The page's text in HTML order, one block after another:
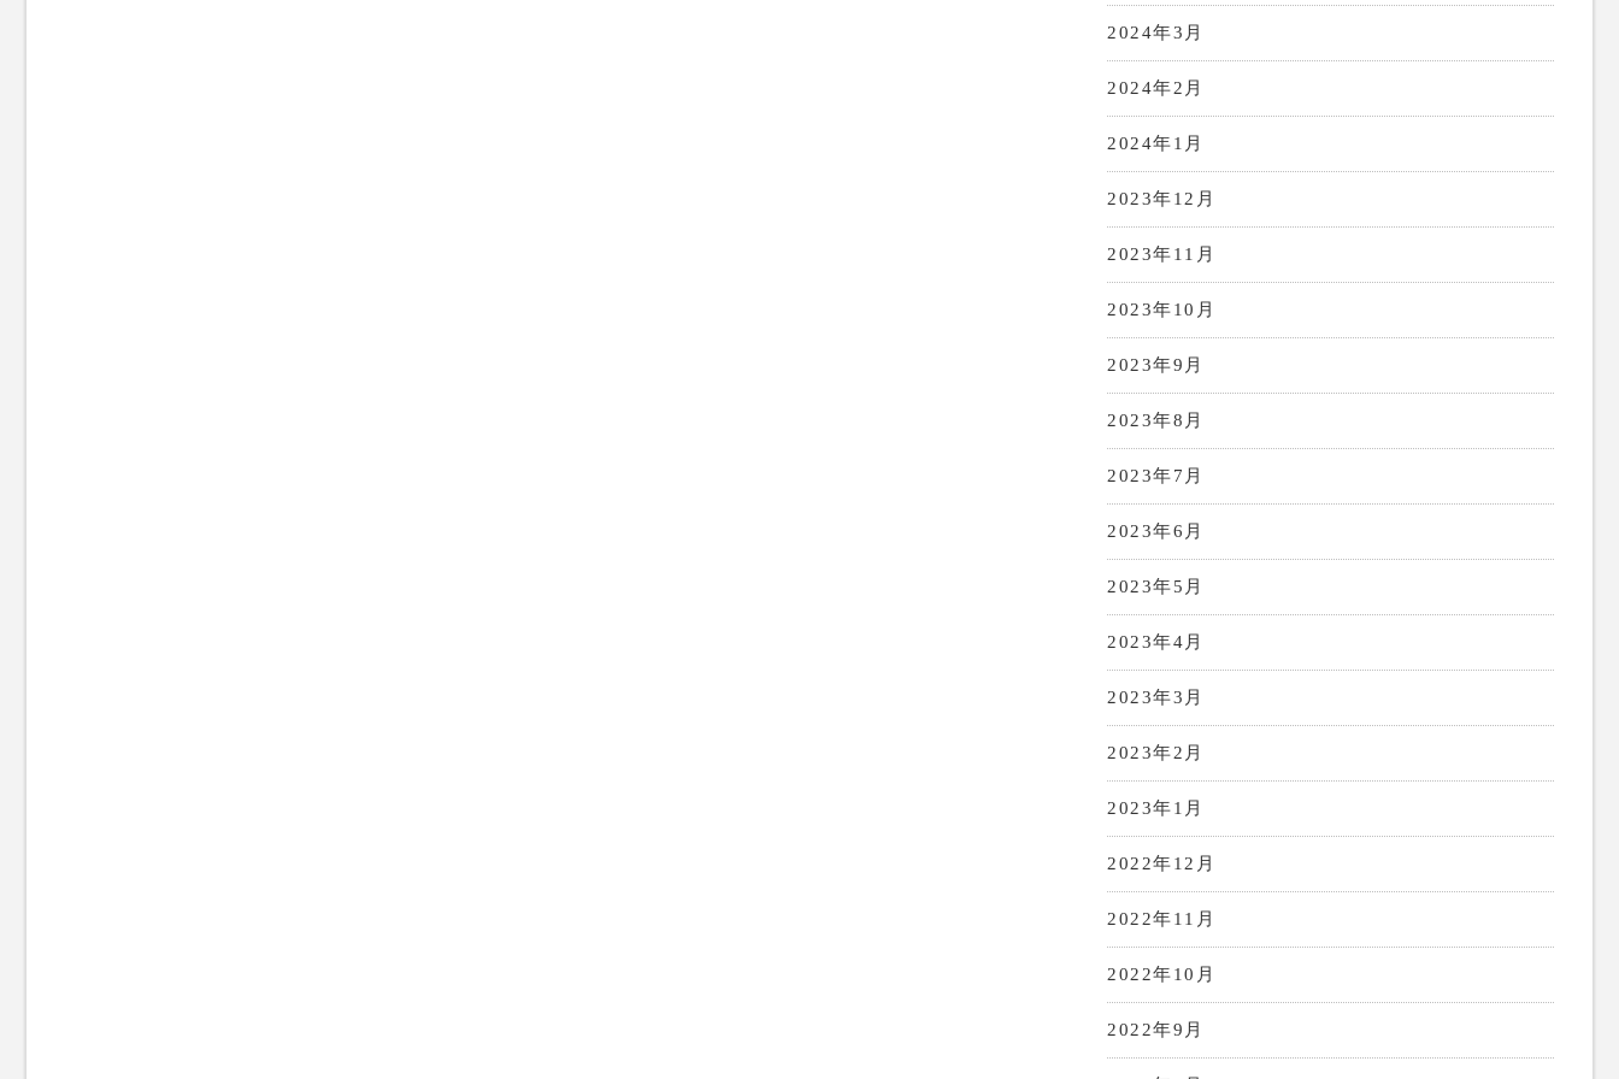
2024年3月
2024年2月
2024年1月
2023年12月
2023年11月
2023年10月
2023年9月
2023年8月
2023年7月
2023年6月
2023年5月
2023年4月
2023年3月
2023年2月
2023年1月
2022年12月
2022年11月
2022年10月
2022年9月